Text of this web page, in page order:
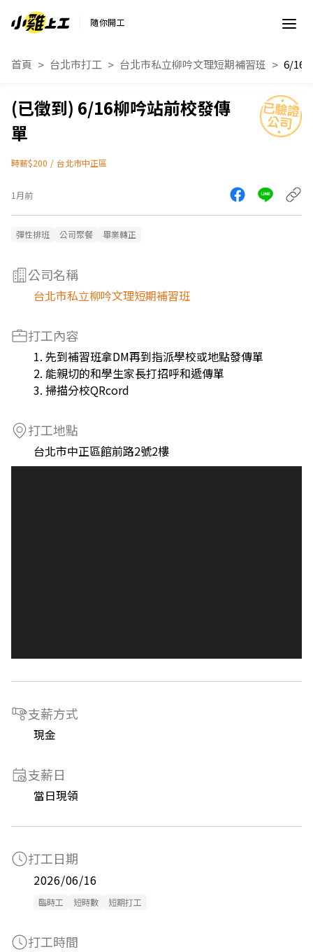
隨你開工
首頁 台北市打工 台北市私立柳吟文理短期補習班 6/16
6/16柳吟站前校發傳
單
時薪$200 / 台北市中正區
1月前
彈性排班 公司聚餐 畢業轉正
公司名稱
台北市私立柳吟文理短期補習班
打工內容
1. 先到補習班拿DM再到指派學校或地點發傳單
2. 能親切的和學生家長打招呼和遞傳單
3. 掃描分校QRcord
打工地點
台北市中正區館前路2號2樓
支薪方式
現金
支薪日
當日現領
打工日期
2026/06/16
臨時工 短時數 短期打工
打工時間